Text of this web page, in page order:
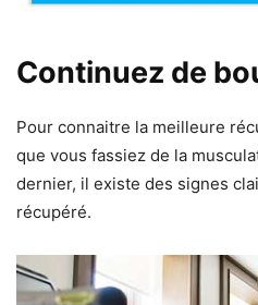
Continuez de
Pour connaitre la meilleure
que vous fassiez de la
dernier, il existe des signes
récupéré.